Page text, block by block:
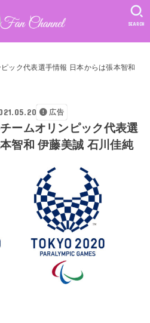
SEARCH
ック代表選手情報 日本からは張本智和
広告
ームオリンピック代表選
智和 伊藤美誠 石川佳純